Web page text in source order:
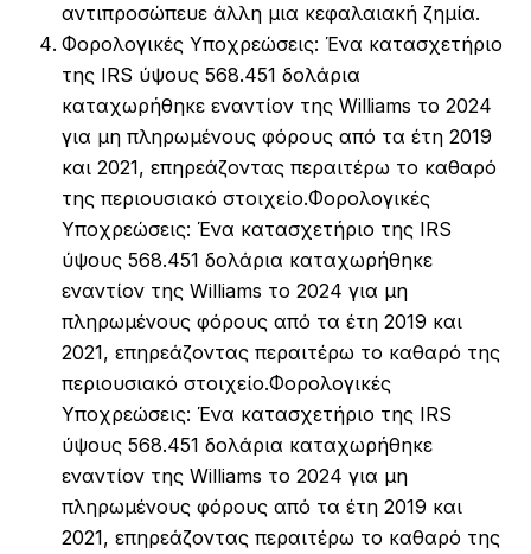
αντιπροσώπευε άλλη μια κεφαλαιακή ζημία.
Φορολογικές Υποχρεώσεις: Ένα κατασχετήριο
της IRS ύψους 568.451 δολάρια
καταχωρήθηκε εναντίον της Williams το 2024
για μη πληρωμένους φόρους από τα έτη 2019
και 2021, επηρεάζοντας περαιτέρω το καθαρό
της περιουσιακό στοιχείο.Φορολογικές
Υποχρεώσεις: Ένα κατασχετήριο της IRS
ύψους 568.451 δολάρια καταχωρήθηκε
εναντίον της Williams το 2024 για μη
πληρωμένους φόρους από τα έτη 2019 και
2021, επηρεάζοντας περαιτέρω το καθαρό της
περιουσιακό στοιχείο.Φορολογικές
Υποχρεώσεις: Ένα κατασχετήριο της IRS
ύψους 568.451 δολάρια καταχωρήθηκε
εναντίον της Williams το 2024 για μη
πληρωμένους φόρους από τα έτη 2019 και
2021, επηρεάζοντας περαιτέρω το καθαρό της